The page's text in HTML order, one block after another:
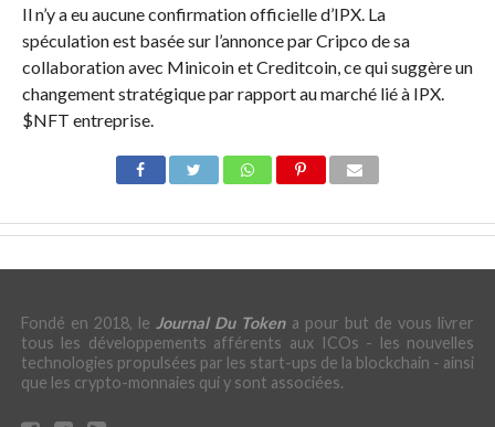
Il n’y a eu aucune confirmation officielle d’IPX. La
spéculation est basée sur l’annonce par Cripco de sa
collaboration avec Minicoin et Creditcoin, ce qui suggère un
changement stratégique par rapport au marché lié à IPX.
$NFT entreprise.
Fondé en 2018, le Journal Du Tokena pour but de vous livrer
tous les développements afférents aux ICOs - les nouvelles
technologies propulsées par les start-ups de la blockchain - ainsi
que les crypto-monnaies qui y sont associées.